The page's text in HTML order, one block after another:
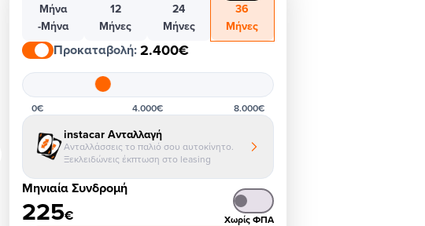
Μήνα
-Μήνα
12
Μήνες
24
Μήνες
36
Μήνες
Προκαταβολή:2.400€
0€ 4.000€ 8.000€
instacar Ανταλλαγή
Ανταλλάσσεις το παλιό σου αυτοκίνητο.
Ξεκλειδώνεις έκπτωση στο leasing
Μηνιαία Συνδρομή
225€ Χωρίς ΦΠΑ